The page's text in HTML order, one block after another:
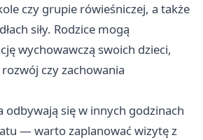
czy grupie rówieśniczej, a także
siły. Rodzice mogą
wychowawczą swoich dzieci,
czy zachowania
odbywają się w innych godzinach
— warto zaplanować wizytę z